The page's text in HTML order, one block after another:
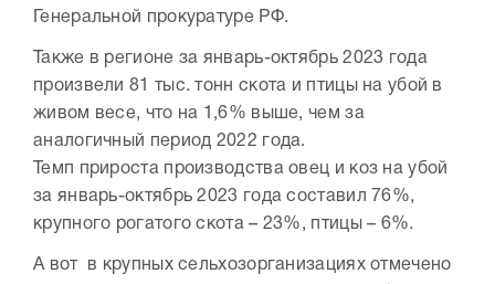
Генеральной прокуратуре РФ.
Также в регионе за январь-октябрь 2023 года
произвели 81 тыс. тонн скота и птицы на убой в
живом весе, что на 1,6% выше, чем за
аналогичный период 2022 года.
Темп прироста производства овец и коз на убой
за январь-октябрь 2023 года составил 76%,
крупного рогатого скота – 23%, птицы – 6%.
А вот в крупных сельхозорганизациях отмечено